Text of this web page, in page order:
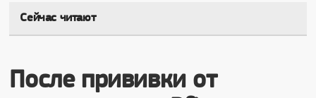
Сейчас читают
После прививки от